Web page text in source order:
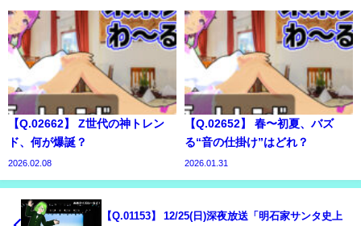
【Q.02662】 Z世代の神トレン
ド、何が爆誕？
2026.02.08
【Q.02652】 春〜初夏、バズ
る“音の仕掛け”はどれ？
2026.01.31
【Q.01153】 12/25(日)深夜放送「明石家サンタ史上